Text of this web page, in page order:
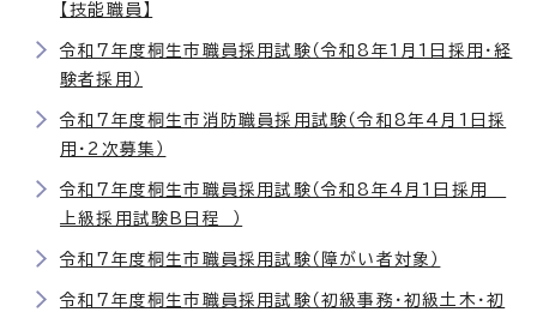
【技能職員】
令和7年度桐生市職員採用試験（令和8年1月1日採用・経
験者採用）
令和7年度桐生市消防職員採用試験（令和8年4月1日採
用・2次募集）
令和7年度桐生市職員採用試験（令和8年4月1日採用
上級採用試験B日程 ）
令和7年度桐生市職員採用試験（障がい者対象）
令和7年度桐生市職員採用試験（初級事務・初級土木・初